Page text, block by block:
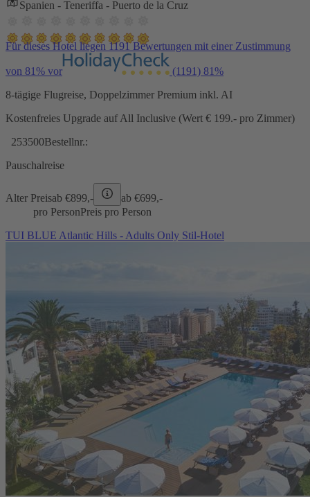
Spanien - Teneriffa - Puerto de la Cruz
Für dieses Hotel liegen 1191 Bewertungen mit einer Zustimmung
von 81% vor (1191) 81%
8-tägige Flugreise, Doppelzimmer Premium inkl. AI
Kostenfreies Upgrade auf All Inclusive (Wert € 199.- pro Zimmer)
253500Bestellnr.:
Pauschalreise
Alter Preisab €899,- ab €699,-
pro PersonPreis pro Person
TUI BLUE Atlantic Hills - Adults Only Stil-Hotel